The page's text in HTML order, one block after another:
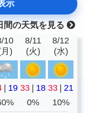
示
間の天気を見る
10
)
8/11
(火)
8/12
(水)
| 19 33 | 18 33 | 21
0% 10%